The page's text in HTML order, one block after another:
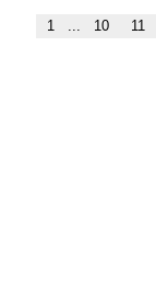
1 ... 10 11